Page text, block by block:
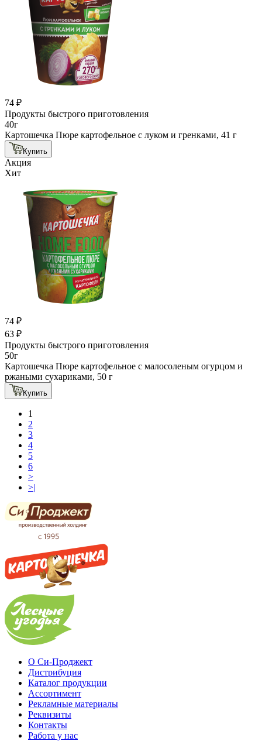
74 ₽
Продукты быстрого приготовления
40г
Картошечка Пюре картофельное с луком и гренками, 41 г
Купить
Акция
Хит
74 ₽
63 ₽
Продукты быстрого приготовления
50г
Картошечка Пюре картофельное с малосоленым огурцом и
ржаными сухариками, 50 г
Купить
1
2
3
4
5
6
>
>|
О Си-Проджект
Дистрибуция
Каталог продукции
Ассортимент
Рекламные материалы
Реквизиты
Контакты
Работа у нас